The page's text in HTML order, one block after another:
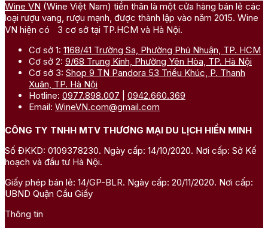
Wine VN (Wine Việt Nam) tiền thân là một cửa hàng bán lẻ các
loại rượu vang, rượu mạnh, được thành lập vào năm 2015. Wine
VN hiện có 3 cơ sở tại TP.HCM và Hà Nội.
Cơ sở 1: 1168/41 Trường Sa, Phường Phú Nhuận, TP. HCM
Cơ sở 2: 9/68 Trung Kính, Phường Yên Hòa, TP. Hà Nội
Cơ sở 3: Shop 9 TN Pandora 53 Triều Khúc, P. Thanh
Xuân, TP. Hà Nội
Hotline: 0977.898.007
0942.660.369
Email: WineVN.com@gmail.com
CÔNG TY TNHH MTV THƯƠNG MẠI DU LỊCH HIỀN MINH
Số ĐKKD: 0109378230. Ngày cấp: 14/10/2020. Nơi cấp: Sở Kế
hoạch và đầu tư Hà Nội.
Giấy phép bán lẻ: 14/GP-BLR. Ngày cấp: 20/11/2020. Nơi cấp:
UBND Quận Cầu Giấy
Thông tin